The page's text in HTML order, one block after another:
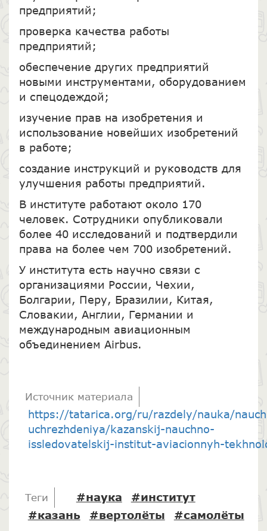
предприятий;
проверка качества работы
предприятий;
обеспечение других предприятий
новыми инструментами, оборудованием
и спецодеждой;
изучение прав на изобретения и
использование новейших изобретений
в работе;
создание инструкций и руководств для
улучшения работы предприятий.
В институте работают около 170
человек. Сотрудники опубликовали
более 40 исследований и подтвердили
права на более чем 700 изобретений.
У института есть научно связи с
организациями России, Чехии,
Болгарии, Перу, Бразилии, Китая,
Словакии, Англии, Германии и
международным авиационным
объединением Airbus.
Источник материала
https://tatarica.org/ru/razdely/nauka/
uchrezhdeniya/kazanskij-nauchno-
issledovatelskij-institut-aviacionnyh-
Теги #наука
#институт
#казань
#вертолёты #самолёты